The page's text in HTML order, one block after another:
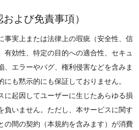
よび免責事項）
事実上または法律上の瑕疵（安全性、信
有効性、特定の目的への適合性、セキュ
、エラーやバグ、権利侵害などを含みま
も黙示的にも保証しておりません。
に起因してユーザーに生じたあらゆる損
負いません。ただし、本サービスに関す
の間の契約（本規約を含みます）が消費